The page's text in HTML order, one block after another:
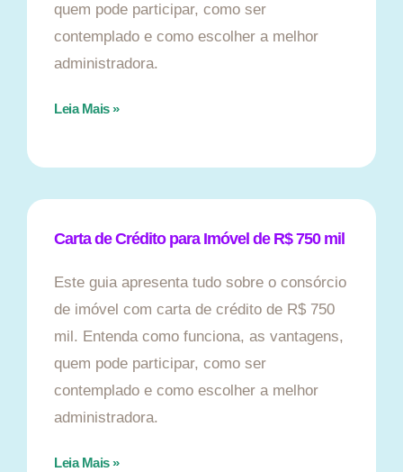
quem pode participar, como ser
contemplado e como escolher a melhor
administradora.
Leia Mais »
Carta de Crédito para Imóvel de R$ 750 mil
Este guia apresenta tudo sobre o consórcio
de imóvel com carta de crédito de R$ 750
mil. Entenda como funciona, as vantagens,
quem pode participar, como ser
contemplado e como escolher a melhor
administradora.
Leia Mais »